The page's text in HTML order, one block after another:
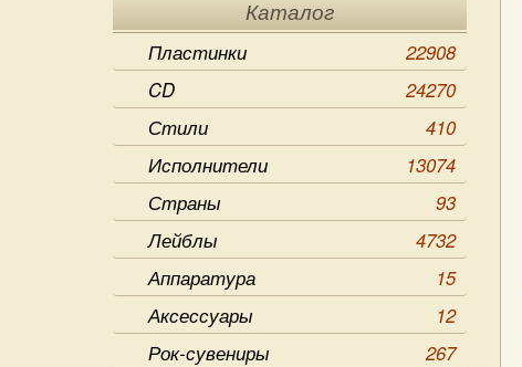
Каталог
Пластинки
22908
CD
24270
Стили
410
Исполнители
13074
Страны
93
Лейблы
4732
Аппаратура
15
Аксессуары
12
Рок-сувениры
267